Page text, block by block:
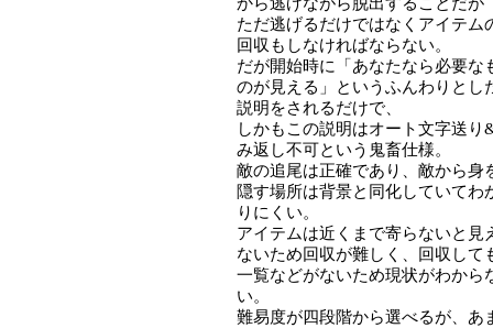
ただ逃げるだけではなくアイテム
回収もしなければならない。
だが開始時に「あなたなら必要な
のが見える」というふんわりとし
説明をされるだけで、
しかもこの説明はオート文字送り
み返し不可という鬼畜仕様。
敵の追尾は正確であり、敵から身
隠す場所は背景と同化していてわ
りにくい。
アイテムは近くまで寄らないと見
ないため回収が難しく、回収して
一覧などがないため現状がわから
い。
難易度が四段階から選べるが、あ